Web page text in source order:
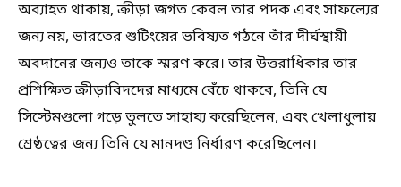
অব্যাহত থাকায়, ক্রীড়া জগত কেবল তার পদক এবং সাফল্যের
জন্য নয়, ভারতের শুটিংয়ের ভবিষ্যত গঠনে তাঁর দীর্ঘস্থায়ী
অবদানের জন্যও তাকে স্মরণ করে। তার উত্তরাধিকার তার
প্রশিক্ষিত ক্রীড়াবিদদের মাধ্যমে বেঁচে থাকবে, তিনি যে
সিস্টেমগুলো গড়ে তুলতে সাহায্য করেছিলেন, এবং খেলাধুলায়
শ্রেষ্ঠত্বের জন্য তিনি যে মানদণ্ড নির্ধারণ করেছিলেন।